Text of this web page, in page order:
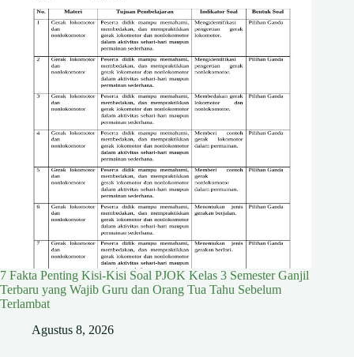
7 Fakta Penting Kisi-Kisi Soal PJOK Kelas 3 Semester Ganjil
Terbaru yang Wajib Guru dan Orang Tua Tahu Sebelum
Terlambat
Agustus 8, 2026